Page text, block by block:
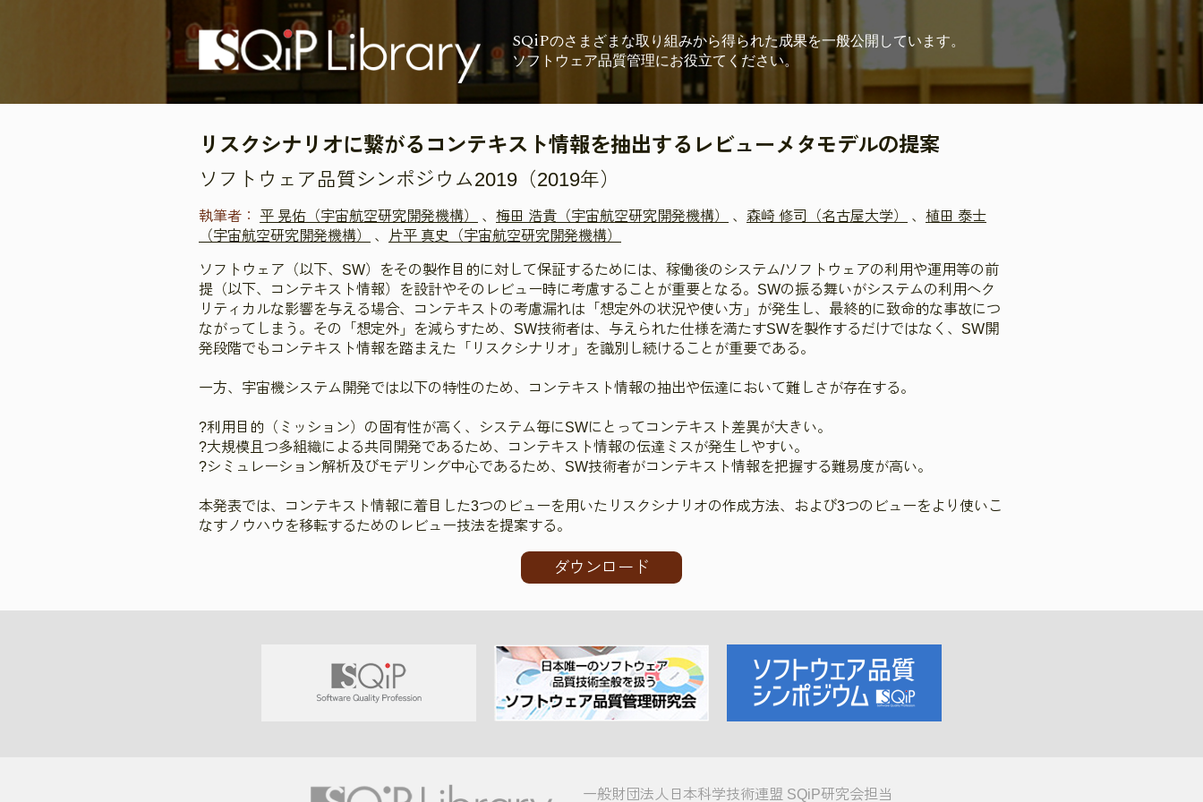
SQiPのさまざまな取り組みから得られた成果を一般公開しています。
ソフトウェア品質管理にお役立てください。
リスクシナリオに繋がるコンテキスト情報を抽出するレビューメタモデルの提案
ソフトウェア品質シンポジウム2019（2019年）
執筆者： 平 晃佑（宇宙航空研究開発機構） 、 梅田 浩貴（宇宙航空研究開発機構） 、 森崎 修司（名古屋大学） 、 植田 泰士
（宇宙航空研究開発機構）
、 片平 真史（宇宙航空研究開発機構）
ソフトウェア（以下、SW）をその製作目的に対して保証するためには、稼働後のシステム/ソフトウェアの利用や運用等の前
提（以下、コンテキスト情報）を設計やそのレビュー時に考慮することが重要となる。SWの振る舞いがシステムの利用へク
リティカルな影響を与える場合、コンテキストの考慮漏れは「想定外の状況や使い方」が発生し、最終的に致命的な事故につ
ながってしまう。その「想定外」を減らすため、SW技術者は、与えられた仕様を満たすSWを製作するだけではなく、SW開
発段階でもコンテキスト情報を踏まえた「リスクシナリオ」を識別し続けることが重要である。
一方、宇宙機システム開発では以下の特性のため、コンテキスト情報の抽出や伝達において難しさが存在する。
?利用目的（ミッション）の固有性が高く、システム毎にSWにとってコンテキスト差異が大きい。
?大規模且つ多組織による共同開発であるため、コンテキスト情報の伝達ミスが発生しやすい。
?シミュレーション解析及びモデリング中心であるため、SW技術者がコンテキスト情報を把握する難易度が高い。
本発表では、コンテキスト情報に着目した3つのビューを用いたリスクシナリオの作成方法、および3つのビューをより使いこ
なすノウハウを移転するためのレビュー技法を提案する。
ダウンロード
一般財団法人日本科学技術連盟 SQiP研究会担当